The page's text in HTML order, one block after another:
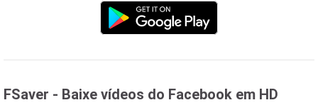
FSaver - Baixe vídeos do Facebook em HD